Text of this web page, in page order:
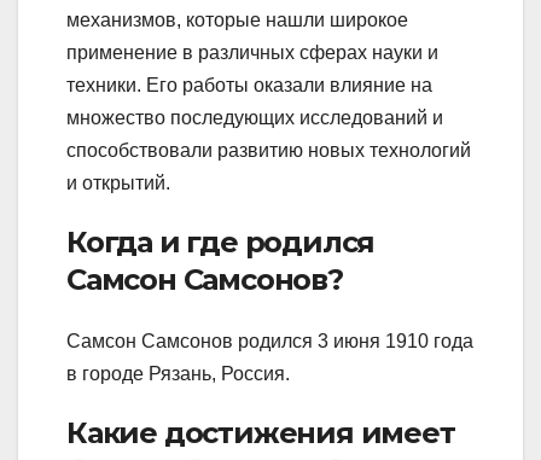
механизмов, которые нашли широкое
применение в различных сферах науки и
техники. Его работы оказали влияние на
множество последующих исследований и
способствовали развитию новых технологий
и открытий.
Когда и где родился
Самсон Самсонов?
Самсон Самсонов родился 3 июня 1910 года
в городе Рязань, Россия.
Какие достижения имеет